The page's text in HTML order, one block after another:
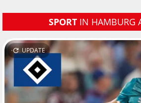
SPORTIN HAMBURG
UPDATE